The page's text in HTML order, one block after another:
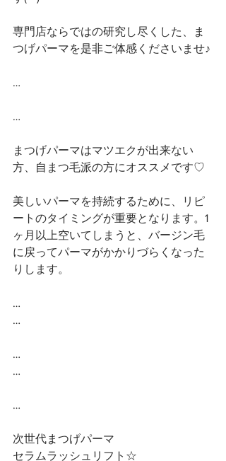
専門店ならではの研究し尽くした、ま
つげパーマを是非ご体感くださいませ♪
…
…
まつげパーマはマツエクが出来ない
方、自まつ毛派の方にオススメです♡
美しいパーマを持続するために、リピ
ートのタイミングが重要となります。1
ヶ月以上空いてしまうと、バージン毛
に戻ってパーマがかかりづらくなった
りします。
…
…
…
…
…
次世代まつげパーマ
セラムラッシュリフト☆